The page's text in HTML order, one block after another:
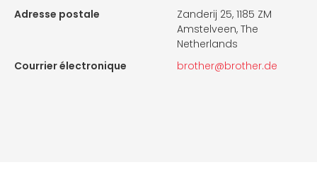
Adresse postale
Zanderij 25, 1185 ZM
Amstelveen, The
Netherlands
Courrier électronique
brother@brother.de